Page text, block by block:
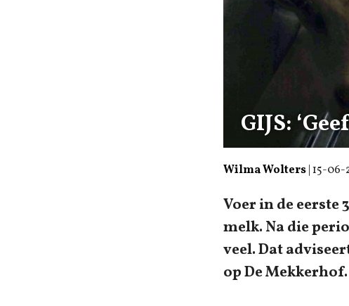
GIJS:
Wilma Wolters| 15-06-
Voer in de eerste
melk. Na die
veel. Dat
op De Mekkerhof.